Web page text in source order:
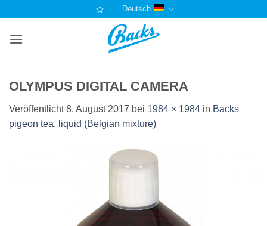
springen
Deutsch
OLYMPUS DIGITAL CAMERA
Veröffentlicht8. August 2017 bei 1984 × 1984 in Backs
pigeon tea, liquid (Belgian mixture)